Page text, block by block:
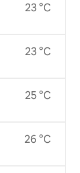
23 °C
23 °C
25 °C
26 °C